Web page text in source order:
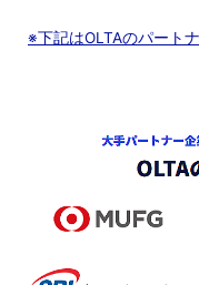
※下記はOLTAのパート